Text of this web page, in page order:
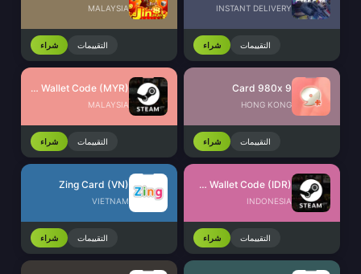
INSTANT DELIVERY
التقييمات شراء
MALAYSIA
التقييمات شراء
9 Card 980x
HONG KONG
التقييمات شراء
Steam Wallet Code (MYR)
MALAYSIA
التقييمات شراء
Steam Wallet Code (IDR)
INDONESIA
التقييمات شراء
Zing Card (VN)
VIETNAM
التقييمات شراء